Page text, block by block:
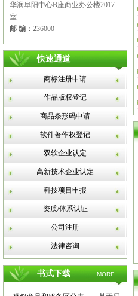
华润阜阳中心B座商业办公楼2017
室
邮 编： 236000
快速通道
商标注册申请
作品版权登记
商品条形码申请
软件著作权登记
双软企业认定
高新技术企业认定
科技项目申报
资质/体系认证
公司注册
法律咨询
书式下载 MORE